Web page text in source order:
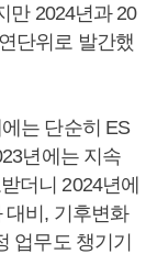
만 2024년과 20
단위로 발간했
는 단순히 ES
년에는 지속
더니 2024년에
대비, 기후변화
업무도 챙기기